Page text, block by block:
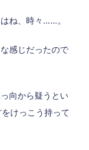
ね、時々……。
感じだったので
向から疑うとい
けっこう持って